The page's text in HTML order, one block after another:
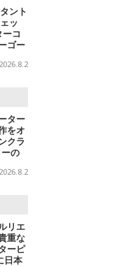
ント
ッ
ーコ
ゴー
デル
2026.8.2
ター
をオ
クラ
の
2026.8.2
リエ
重な
ーピ
日本